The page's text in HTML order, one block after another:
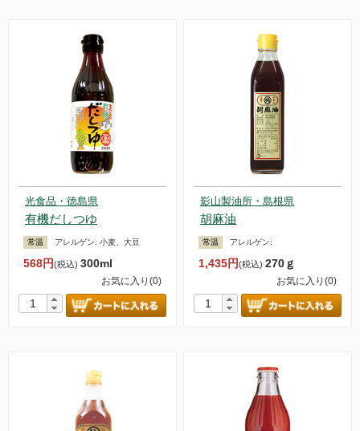
光食品・徳島県
有機だしつゆ
常温 アレルゲン: 小麦、大豆
568円(税込) 300ml
お気に入り(0)
影山製油所・島根県
胡麻油
常温 アレルゲン:
1,435円(税込)270ｇ
お気に入り(0)